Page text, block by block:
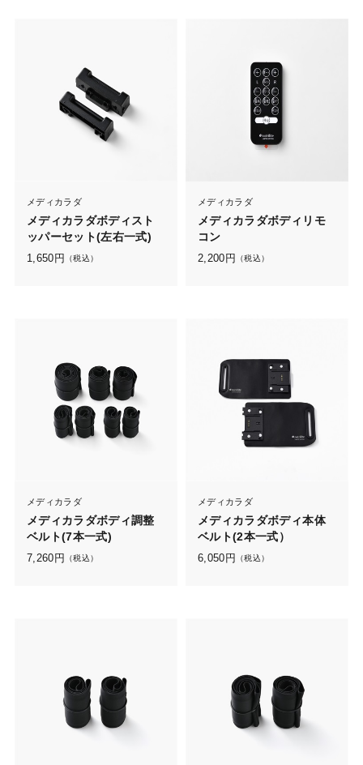
メディカラダ
メディカラダボディスト
ッパーセット(左右一式)
1,650 円 （税込）
メディカラダ
メディカラダボディリモ
コン
2,200 円 （税込）
メディカラダ
メディカラダボディ調整
ベルト(7本一式)
7,260 円 （税込）
メディカラダ
メディカラダボディ本体
ベルト(2本一式）
6,050 円 （税込）